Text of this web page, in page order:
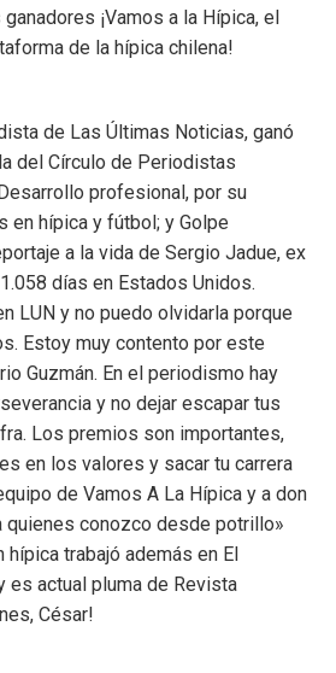
¡Vamos a la Hípica, el
de la hípica chilena!
de Las Últimas Noticias, ganó
del Círculo de Periodistas
profesional, por su
en hípica y fútbol; y Golpe
a la vida de Sergio Jadue, ex
días en Estados Unidos.
LUN y no puedo olvidarla porque
Estoy muy contento por este
Guzmán. En el periodismo hay
y no dejar escapar tus
Los premios son importantes,
en los valores y sacar tu carrera
de Vamos A La Hípica y a don
quienes conozco desde potrillo»
hípica trabajó además en El
es actual pluma de Revista
César!